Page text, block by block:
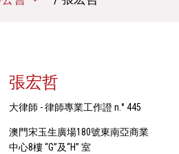
張宏哲
大律師 - 律師專業工作證 n.° 445
澳門宋玉生廣場180號東南亞商業
中心8樓 “G”及“H” 室